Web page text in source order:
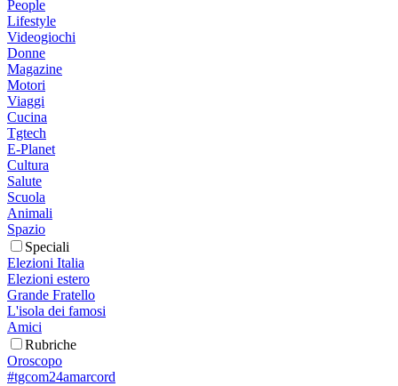
People
Lifestyle
Videogiochi
Donne
Magazine
Motori
Viaggi
Cucina
Tgtech
E-Planet
Cultura
Salute
Scuola
Animali
Spazio
Speciali
Elezioni Italia
Elezioni estero
Grande Fratello
L'isola dei famosi
Amici
Rubriche
Oroscopo
#tgcom24amarcord